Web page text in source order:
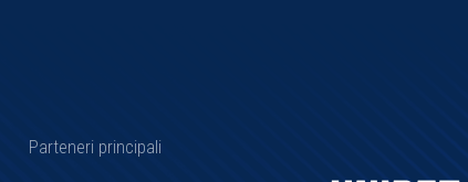
Parteneri principali